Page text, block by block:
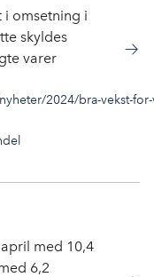
i omsetning i
skyldes
varer
2024/bra-vekst-
med 10,4
6,2